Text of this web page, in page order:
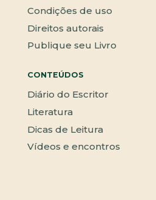
Condições de uso
Direitos autorais
Publique seu Livro
CONTEÚDOS
Diário do Escritor
Literatura
Dicas de Leitura
Vídeos e encontros